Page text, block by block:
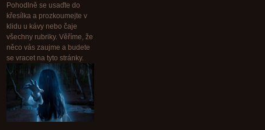
Pohodlně se usaďte do
křesílka a prozkoumejte v
klidu u kávy nebo čaje
všechny rubriky. Věříme, že
něco vás zaujme a budete
se vracet na tyto stránky.